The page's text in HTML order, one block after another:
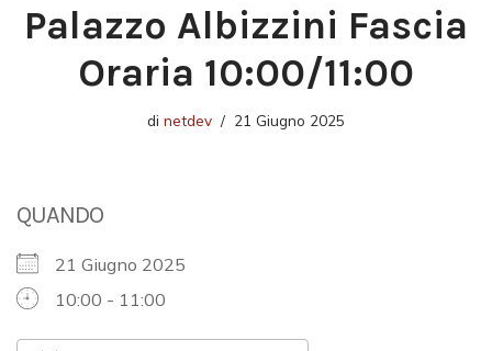
Palazzo Albizzini Fascia
Oraria 10:00/11:00
di netdev 21 Giugno 2025
QUANDO
21 Giugno 2025
10:00 - 11:00